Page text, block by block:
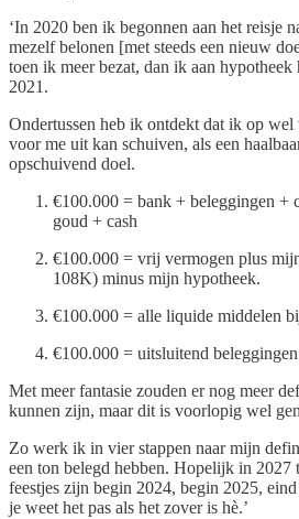
‘In 2020 ben ik begonnen aan het reisje
mezelf belonen [met steeds een nieuw
toen ik meer bezat, dan ik aan hypotheek
2021.
Ondertussen heb ik ontdekt dat ik op
voor me uit kan schuiven, als een
opschuivend doel.
€100.000 = bank + beleggingen +
goud + cash
€100.000 = vrij vermogen plus
108K) minus mijn hypotheek.
€100.000 = alle liquide middelen
€100.000 = uitsluitend beleggingen
Met meer fantasie zouden er nog meer
kunnen zijn, maar dit is voorlopig wel
Zo werk ik in vier stappen naar mijn
een ton belegd hebben. Hopelijk in 2027
feestjes zijn begin 2024, begin 2025,
je weet het pas als het zover is hè.’